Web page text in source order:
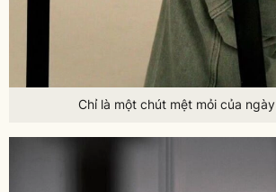
Chỉ là một chút mệt mỏi của